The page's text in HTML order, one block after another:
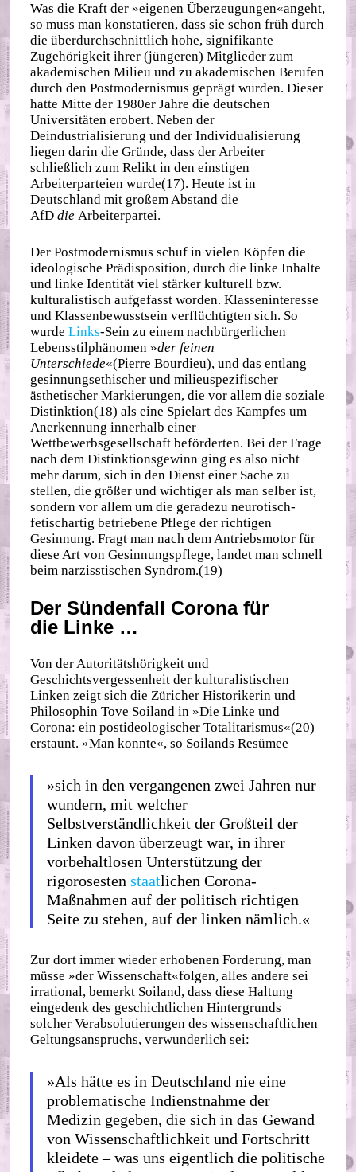
Was die Kraft der »eigenen Überzeugungen«angeht,
so muss man konstatieren, dass sie schon früh durch
die überdurchschnittlich hohe, signifikante
Zugehörigkeit ihrer (jüngeren) Mitglieder zum
akademischen Milieu und zu akademischen Berufen
durch den Postmodernismus geprägt wurden. Dieser
hatte Mitte der 1980er Jahre die deutschen
Universitäten erobert. Neben der
Deindustrialisierung und der Individualisierung
liegen darin die Gründe, dass der Arbeiter
schließlich zum Relikt in den einstigen
Arbeiterparteien wurde(17). Heute ist in
Deutschland mit großem Abstand die
AfDdieArbeiterpartei.
Der Postmodernismus schuf in vielen Köpfen die
ideologische Prädisposition, durch die linke Inhalte
und linke Identität viel stärker kulturell bzw.
kulturalistisch aufgefasst worden. Klasseninteresse
und Klassenbewusstsein verflüchtigten sich. So
wurdeLinks‐​Sein zu einem nachbürgerlichen
Lebensstilphänomen »der feinen
Unterschiede«(Pierre Bourdieu), und das entlang
gesinnungsethischer und milieuspezifischer
ästhetischer Markierungen, die vor allem die soziale
Distinktion(18) als eine Spielart des Kampfes um
Anerkennung innerhalb einer
Wettbewerbsgesellschaft beförderten. Bei der Frage
nach dem Distinktionsgewinn ging es also nicht
mehr darum, sich in den Dienst einer Sache zu
stellen, die größer und wichtiger als man selber ist,
sondern vor allem um die geradezu neurotisch‐​
fetischartig betriebene Pflege der richtigen
Gesinnung. Fragt man nach dem Antriebsmotor für
diese Art von Gesinnungspflege, landet man schnell
beim narzisstischen Syndrom.(19)
Der Sündenfall Corona für
die Linke …
Von der Autoritätshörigkeit und
Geschichtsvergessenheit der kulturalistischen
Linken zeigt sich die Züricher Historikerin und
Philosophin Tove Soiland in »Die Linke und
Corona: ein postideologischer Totalitarismus«(20)
erstaunt. »Man konnte«, so Soilands Resümee
»sich in den vergangenen zwei Jahren nur
wundern, mit welcher
Selbstverständlichkeit der Großteil der
Linken davon überzeugt war, in ihrer
vorbehaltlosen Unterstützung der
rigorosestenstaatlichen Corona‐​
Maßnahmen auf der politisch richtigen
Seite zu stehen, auf der linken nämlich.«
Zur dort immer wieder erhobenen Forderung, man
müsse »der Wissenschaft«folgen, alles andere sei
irrational, bemerkt Soiland, dass diese Haltung
eingedenk des geschichtlichen Hintergrunds
solcher Verabsolutierungen des wissenschaftlichen
Geltungsanspruchs, verwunderlich sei:
»Als hätte es in Deutschland nie eine
problematische Indienstnahme der
Medizin gegeben, die sich in das Gewand
von Wissenschaftlichkeit und Fortschritt
kleidete – was uns eigentlich die politische